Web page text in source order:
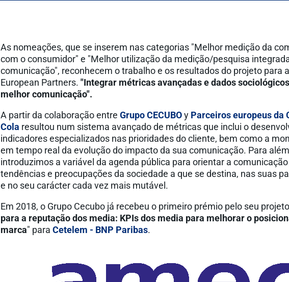
As nomeações, que se inserem nas categorias "Melhor medição da
com o consumidor" e "Melhor utilização da medição/pesquisa
comunicação", reconhecem o trabalho e os resultados do projeto para
European Partners."Integrar métricas avançadas e dados
melhor comunicação".
A partir da colaboração entreGrupo CECUBOy Parceiros europeus da
Cola resultou num sistema avançado de métricas que inclui o
indicadores especializados nas prioridades do cliente, bem como a
em tempo real da evolução do impacto da sua comunicação. Para
introduzimos a variável da agenda pública para orientar a
tendências e preocupações da sociedade a que se destina, nas suas
e no seu carácter cada vez mais mutável.
Em 2018, o Grupo Cecubo já recebeu o primeiro prémio pelo seu
para a reputação dos media: KPIs dos media para melhorar o
marca" paraCetelem - BNP Paribas.